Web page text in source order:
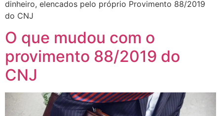
dinheiro, elencados pelo próprio Provimento 88/2019
do CNJ
O que mudou com o
provimento 88/2019 do
CNJ